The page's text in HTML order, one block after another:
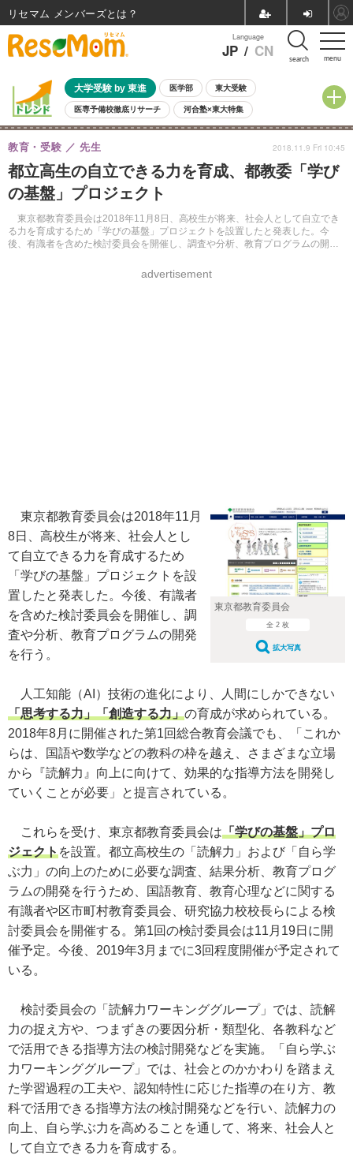
menu
Language
JP / CN search
大学受験 by 東進 医学部 東大受験
医専予備校徹底リサーチ 河合塾×東大特集
親子で考える大学選び 高校受験 中学受験 小学校受験
共通テスト 夏休み
8月開催イベント・WS 全国公立高校 過去問 人気記事
自由研究教材（小学生向け） 自由研究教材（中学生向け）
都立高生の自立できる力を育成、都教委「学び
の基盤」プロジェクト
東京都教育委員会は2018年11月8日、高校生が将来、社会人として自立でき
る力を育成するため「学びの基盤」プロジェクトを設置したと発表した。今
後、有識者を含めた検討委員会を開催し、調査や分析、教育プログラムの開発
教育・受験 先生
advertisement
2018.11.9 Fri 10:45
東京都教育委員会
全 2 枚
拡大写真
東京都教育委員会は2018年11月
8日、高校生が将来、社会人とし
て自立できる力を育成するため
「学びの基盤」プロジェクトを設
置したと発表した。今後、有識者
を含めた検討委員会を開催し、調
査や分析、教育プログラムの開発
を行う。
人工知能（AI）技術の進化により、人間にしかできない
「思考する力」「創造する力」の育成が求められている。
2018年8月に開催された第1回総合教育会議でも、「これか
らは、国語や数学などの教科の枠を越え、さまざまな立場
から『読解力』向上に向けて、効果的な指導方法を開発し
ていくことが必要」と提言されている。
これらを受け、東京都教育委員会は「学びの基盤」プロ
ジェクトを設置。都立高校生の「読解力」および「自ら学
ぶ力」の向上のために必要な調査、結果分析、教育プログ
ラムの開発を行うため、国語教育、教育心理などに関する
有識者や区市町村教育委員会、研究協力校校長らによる検
討委員会を開催する。第1回の検討委員会は11月19日に開
催予定。今後、2019年3月までに3回程度開催が予定されて
いる。
検討委員会の「読解力ワーキンググループ」では、読解
力の捉え方や、つまずきの要因分析・類型化、各教科など
で活用できる指導方法の検討開発などを実施。「自ら学ぶ
力ワーキンググループ」では、社会とのかかわりを踏まえ
た学習過程の工夫や、認知特性に応じた指導の在り方、教
科で活用できる指導方法の検討開発などを行い、読解力の
向上、自ら学ぶ力を高めることを通して、将来、社会人と
して自立できる力を育成する。
リセマム メンバーズ